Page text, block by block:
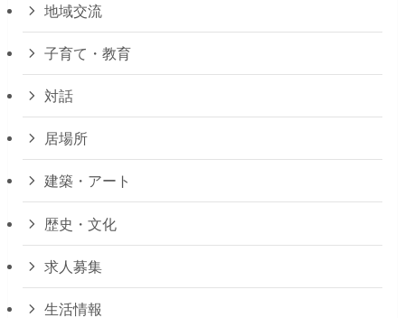
地域交流
子育て・教育
対話
居場所
建築・アート
歴史・文化
求人募集
生活情報